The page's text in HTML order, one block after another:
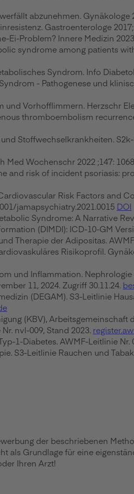
abzunehmen. Gynäkologe
Gastroenterologe
Problem? Innere Medizin
syndrome among patients
Syndrom. Info
- Pathogenese und
Vorhofflimmern. Herzschr
thromboembolism
Stoffwechselkrankheiten.
Wochenschr 2022 ;147:
and risk of incident psoriasis:
Risk Factors and
jamapsychiatry.2021.0015 DOI
Syndrome: A Narrative
(DIMDI): ICD-10-GM
Therapie der Adipositas.
Risikoprofil.
und Inflammation. Nephrologie
11, 2024. Zugriff 30.11.24.
(DEGAM). S3-Leitlinie
(KBV),
nvl-009, Stand 2023.
1-Diabetes. AWMF-Leitlinie Nr.
S3-Leitlinie Rauchen und
der beschriebenen
als Grundlage für eine
Ihren Arzt!